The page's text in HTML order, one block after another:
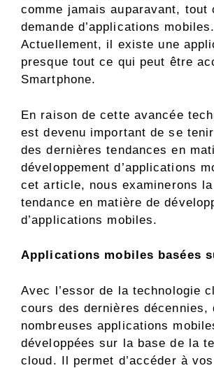
comme jamais auparavant, tout
demande d’applications mobiles.
Actuellement, il existe une
presque tout ce qui peut être
Smartphone.
En raison de cette avancée
est devenu important de se
des dernières tendances en
développement d’applications
cet article, nous examinerons
tendance en matière de
d’applications mobiles.
Applications mobiles basées
Avec l’essor de la technologie
cours des dernières décennies,
nombreuses applications
développées sur la base de la
cloud. Il permet d’accéder à